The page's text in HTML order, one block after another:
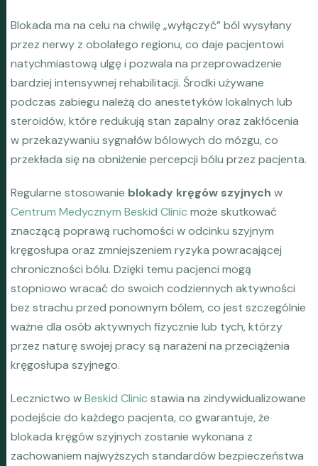
Blokada ma na celu na chwilę „wyłączyć” ból wysyłany
przez nerwy z obolałego regionu, co daje pacjentowi
natychmiastową ulgę i pozwala na przeprowadzenie
bardziej intensywnej rehabilitacji. Środki używane
podczas zabiegu należą do anestetyków lokalnych lub
steroidów, które redukują stan zapalny oraz zakłócenia
w przekazywaniu sygnałów bólowych do mózgu, co
przekłada się na obniżenie percepcji bólu przez pacjenta.
Regularne stosowanie blokady kręgów szyjnych w
Centrum Medycznym Beskid Clinic może skutkować
znaczącą poprawą ruchomości w odcinku szyjnym
kręgosłupa oraz zmniejszeniem ryzyka powracającej
chroniczności bólu. Dzięki temu pacjenci mogą
stopniowo wracać do swoich codziennych aktywności
bez strachu przed ponownym bólem, co jest szczególnie
ważne dla osób aktywnych fizycznie lub tych, którzy
przez naturę swojej pracy są narażeni na przeciążenia
kręgosłupa szyjnego.
Lecznictwo wBeskid Clinic stawia na zindywidualizowane
podejście do każdego pacjenta, co gwarantuje, że
blokada kręgów szyjnych zostanie wykonana z
zachowaniem najwyższych standardów bezpieczeństwa